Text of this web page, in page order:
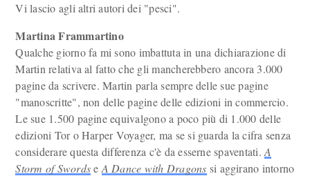
Vi lascio agli altri autori dei "pesci".
Martina Frammartino
Qualche giorno fa mi sono imbattuta in una dichiarazione di
Martin relativa al fatto che gli mancherebbero ancora 3.000
pagine da scrivere. Martin parla sempre delle sue pagine
"manoscritte", non delle pagine delle edizioni in commercio.
Le sue 1.500 pagine equivalgono a poco più di 1.000 delle
edizioni Tor o Harper Voyager, ma se si guarda la cifra senza
considerare questa differenza c'è da esserne spaventati.A
Storm of Swordse A Dance with Dragons si aggirano intorno